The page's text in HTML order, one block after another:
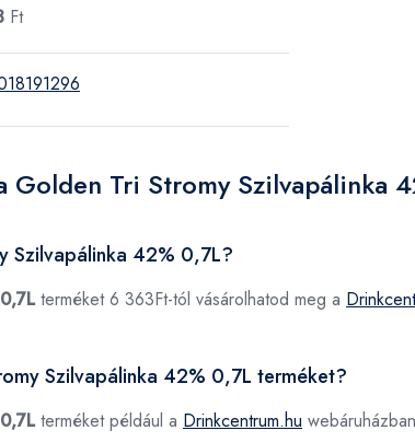
Ft
Golden Tri Stromy Szilvapálinka
Szilvapálinka 42% 0,7L?
terméket 6 363Ft-tól vásárolhatod meg a
Szilvapálinka 42% 0,7L terméket?
terméket például a Drinkcentrum.hu